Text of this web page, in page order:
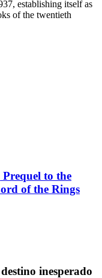
establishing itself as
of the twentieth
to the
of the Rings
inesperado